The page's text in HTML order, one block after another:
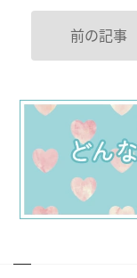
前の記事